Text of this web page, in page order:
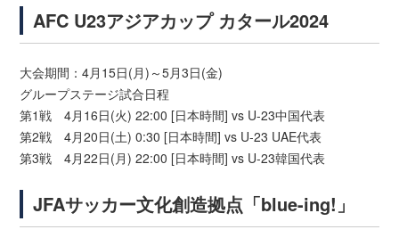
AFC U23アジアカップ カタール2024
大会期間：4月15日(月)～5月3日(金)
グループステージ試合日程
第1戦 4月16日(火) 22:00 [日本時間] vs U-23中国代表
第2戦 4月20日(土) 0:30 [日本時間] vs U-23 UAE代表
第3戦 4月22日(月) 22:00 [日本時間] vs U-23韓国代表
JFAサッカー文化創造拠点「blue-ing!」